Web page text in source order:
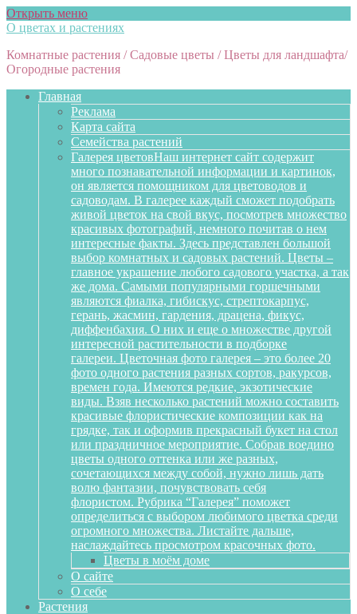
Открыть меню
О цветах и растениях
Комнатные растения / Садовые цветы / Цветы для ландшафта/
Огородные растения
Главная
Реклама
Карта сайта
Семейства растений
Галерея цветовНаш интернет сайт содержит
много познавательной информации и картинок,
он является помощником для цветоводов и
садоводам. В галерее каждый сможет подобрать
живой цветок на свой вкус, посмотрев множество
красивых фотографий, немного почитав о нем
интересные факты. Здесь представлен большой
выбор комнатных и садовых растений. Цветы –
главное украшение любого садового участка, а так
же дома. Самыми популярными горшечными
являются фиалка, гибискус, стрептокарпус,
герань, жасмин, гардения, драцена, фикус,
диффенбахия. О них и еще о множестве другой
интересной растительности в подборке
галереи. Цветочная фото галерея – это более 20
фото одного растения разных сортов, ракурсов,
времен года. Имеются редкие, экзотические
виды. Взяв несколько растений можно составить
красивые флористические композиции как на
грядке, так и оформив прекрасный букет на стол
или праздничное мероприятие. Собрав воедино
цветы одного оттенка или же разных,
сочетающихся между собой, нужно лишь дать
волю фантазии, почувствовать себя
флористом. Рубрика “Галерея” поможет
определиться с выбором любимого цветка среди
огромного множества. Листайте дальше,
наслаждайтесь просмотром красочных фото.
Цветы в моём доме
О сайте
О себе
Растения